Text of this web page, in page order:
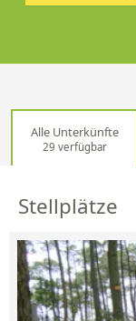
Alle Unterkünfte
29 verfügbar
Stellplätze